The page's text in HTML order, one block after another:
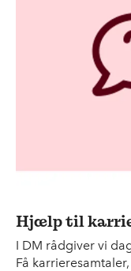
Hjælp til
I DM rådgiver vi
Få